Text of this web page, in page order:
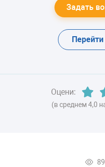
R600a (изобутан)
ВЕС
Задать
Оцени:
(в среднем 4,0